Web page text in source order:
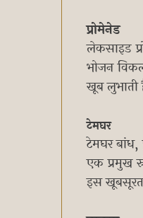
प्रोमेनेड
लेकसाइड
भोजन
खूब लुभाती
टेमघर
टेमघर
एक प्रमुख
इस खूबसूरत